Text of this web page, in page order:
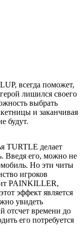
всегда поможет,
лишился своего
выбрать
и заканчивая
будут.
TURTLE делает
Введя его, можно не
Но эти читы
игроков
PAINKILLER,
эффект является
увидеть
отсчет времени до
его потребуется